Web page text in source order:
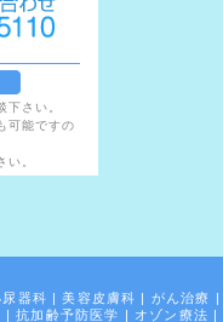
下さい。
可能ですの
い。
尿器科 | 美容皮膚科 | がん治療 |
| 抗加齢予防医学 | オゾン療法 |